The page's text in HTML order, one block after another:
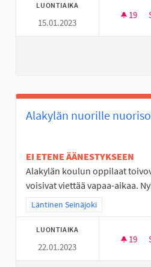
LUONTIAIKA
15.01.2023
19
Alakylän nuorille
EI ETENE ÄÄNESTYKSEEN
Alakylän koulun oppilaat
voisivat viettää vapaa-aikaa.
Rajaa tulokset teeman mukaan:
Läntinen Seinäjoki
LUONTIAIKA
22.01.2023
19